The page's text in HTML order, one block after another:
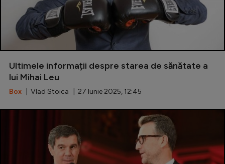
Ultimele informații despre starea de sănătate a
lui Mihai Leu
Box | Vlad Stoica | 27 Iunie 2025, 12:45